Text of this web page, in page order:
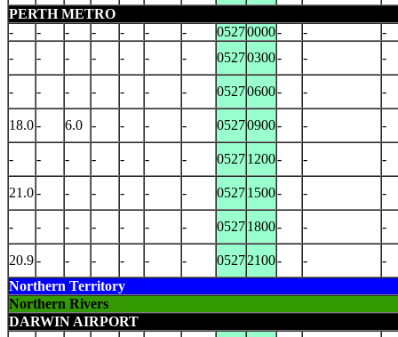
PERTH METRO
-
- - - - - - 05270000- -
-
-
- - - - - - 05270300- - -
- - - - - - - 05270600- - -
18.0- 6.0 - - - - 05270900- - -
- - - - - - - 05271200- - -
21.0- - - - - - 05271500- - -
- - - - - - - 05271800- - -
20.9- - - - - - 05272100- -
-
Northern Territory
Northern Rivers
DARWIN AIRPORT